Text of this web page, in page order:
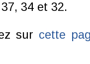
34 et 32.
sur cette